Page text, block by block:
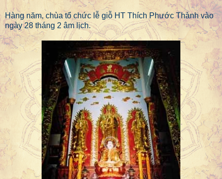
Hàng năm, chùa tổ chức lễ giỗ HT Thích Phước Thành vào
ngày 28 tháng 2 âm lịch.